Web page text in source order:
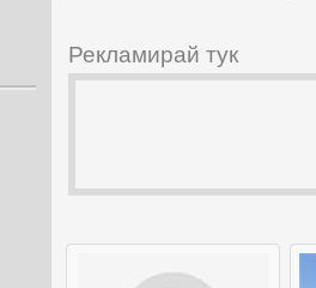
Рекламирай тук